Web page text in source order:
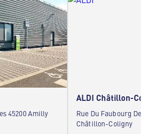
45200 Amilly
ALDI Châtillon-
Rue Du Faubourg De
Châtillon-Coligny